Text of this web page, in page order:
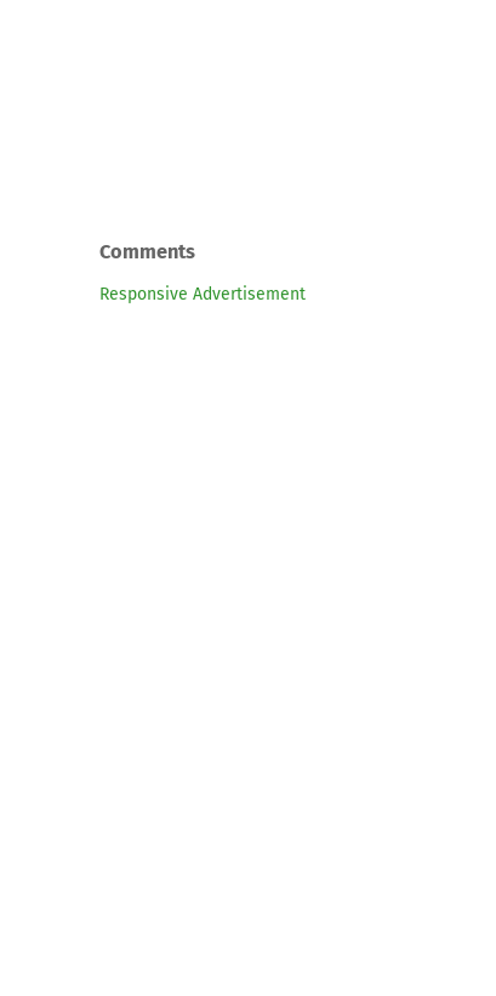
Comments
Responsive Advertisement